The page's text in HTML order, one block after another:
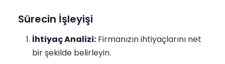
Sürecin İşleyişi
İhtiyaç Analizi: Firmanızın ihtiyaçlarını net
bir şekilde belirleyin.